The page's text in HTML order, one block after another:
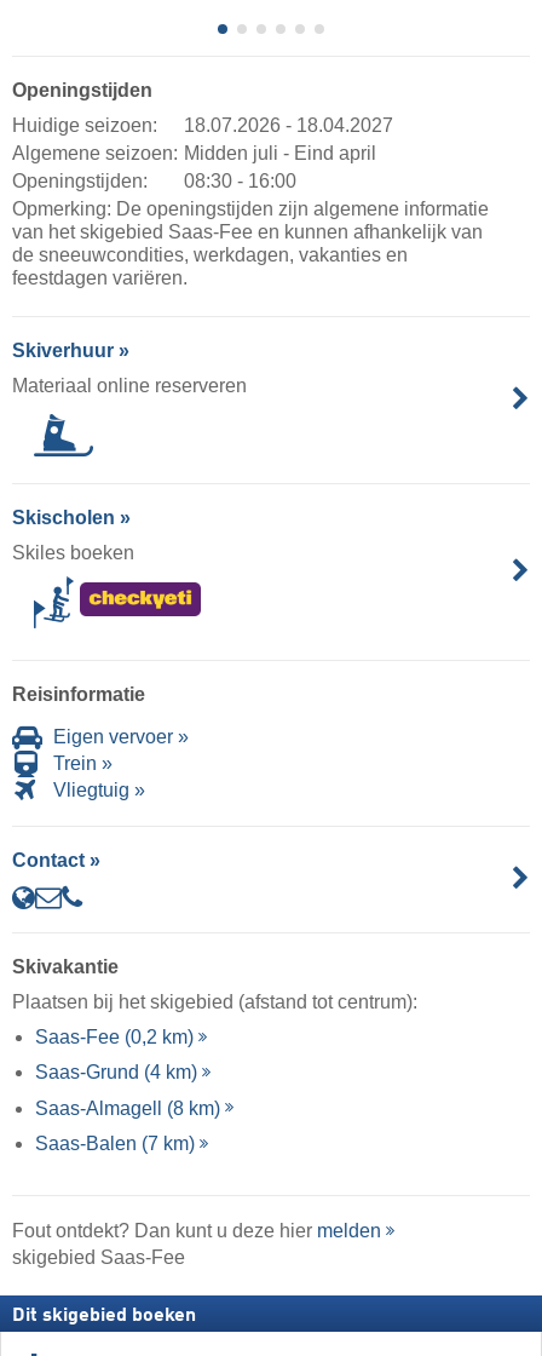
Openingstijden
Huidige seizoen:
18.07.2026 - 18.04.2027
Algemene seizoen: Midden juli - Eind april
Openingstijden:
08:30 - 16:00
Opmerking: De openingstijden zijn algemene informatie
van het skigebied Saas-Fee en kunnen afhankelijk van
de sneeuwcondities, werkdagen, vakanties en
feestdagen variëren.
Skiverhuur »
Materiaal online reserveren
Skischolen »
Skiles boeken
Reisinformatie
Eigen vervoer »
Trein »
Vliegtuig »
Contact »
Skivakantie
Plaatsen bij het skigebied (afstand tot centrum):
Saas-Fee (0,2 km)
Saas-Grund (4 km)
Saas-Almagell (8 km)
Saas-Balen (7 km)
Fout ontdekt? Dan kunt u deze hier melden
skigebied Saas-Fee
Dit skigebied boeken